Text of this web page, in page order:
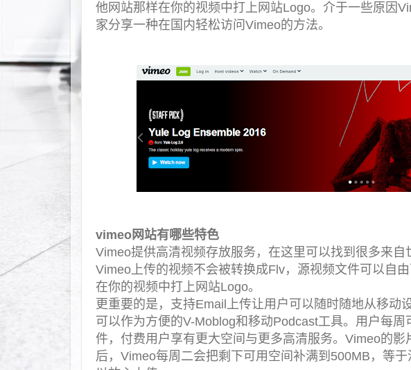
他网站那样在你的视频中打上网站Logo。介于一些原因
家分享一种在国内轻松访问Vimeo的方法。
vimeo网站有哪些特色
Vimeo提供高清视频存放服务，在这里可以找到很多来
Vimeo上传的视频不会被转换成Flv，源视频文件可以自
在你的视频中打上网站Logo。
更重要的是，支持Email上传让用户可以随时随地从移动
可以作为方便的V-Moblog和移动Podcast工具。用户每
件，付费用户享有更大空间与更多高清服务。Vimeo的
后，Vimeo每周二会把剩下可用空间补满到500MB，等